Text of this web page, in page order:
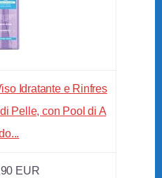
Idratante e Rinfres
Pelle, con Pool di A
EUR